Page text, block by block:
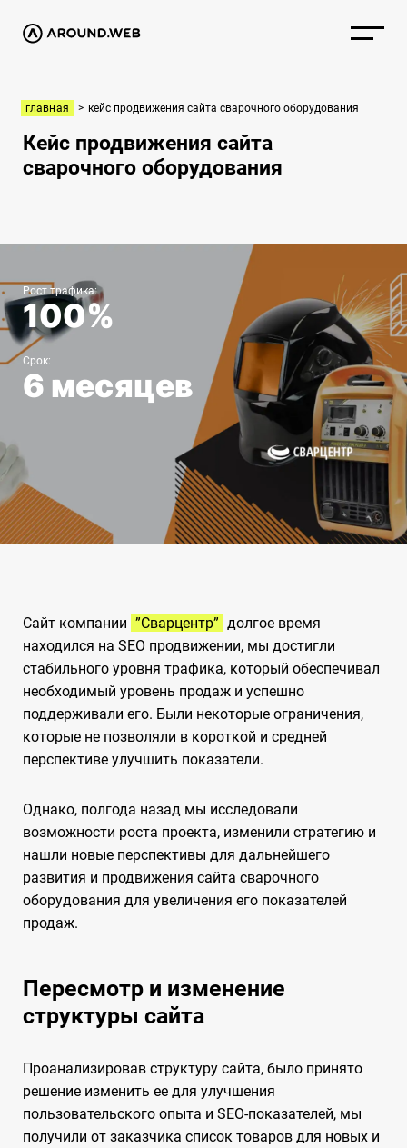
главная > кейс продвижения сайта сварочного оборудования
Кейс продвижения сайта
сварочного оборудования
Рост трафика:
100%
Срок:
6 месяцев
Сайт компании ”Сварцентр” долгое время
находился на SEO продвижении, мы достигли
стабильного уровня трафика, который обеспечивал
необходимый уровень продаж и успешно
поддерживали его. Были некоторые ограничения,
которые не позволяли в короткой и средней
перспективе улучшить показатели.
Однако, полгода назад мы исследовали
возможности роста проекта, изменили стратегию и
нашли новые перспективы для дальнейшего
развития и продвижения сайта сварочного
оборудования для увеличения его показателей
продаж.
Пересмотр и изменение
структуры сайта
Проанализировав структуру сайта, было принято
решение изменить ее для улучшения
пользовательского опыта и SEO-показателей, мы
получили от заказчика список товаров для новых и